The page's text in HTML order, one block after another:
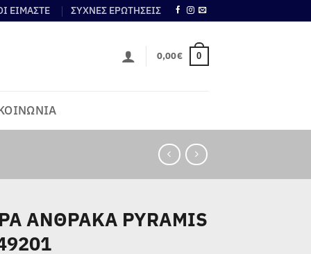
ΕΙΜΑΣΤΕ ΣΥΧΝΕΣ ΕΡΩΤΗΣΕΙΣ
0,00€ 0
ΑΝΘΡΑΚΑ PYRAMIS